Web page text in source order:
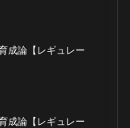
成論【レギュレー
成論【レギュレー